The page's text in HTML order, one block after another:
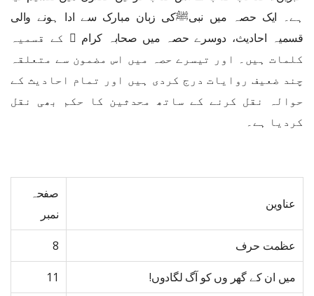
ہے۔ ایک حصہ میں نبیﷺکی زبان مبارک سے ادا ہونے والی
قسمیہ احادیث، دوسرے حصہ میں صحابہ کرام ﷢ کے قسمیہ
کلمات ہیں۔ اور تیسرے حصہ میں اس مضمون سے متعلقہ
چند ضعیف روایات درج کردی ہیں اور تمام احادیث کے
حوالہ نقل کرنے کے ساتھ محدثین کا حکم بھی نقل
کردیا ہے۔
عناوین
صفحہ
نمبر
عظمت حرف 8
میں ان کے گھر وں کو آگ لگادوں! 11